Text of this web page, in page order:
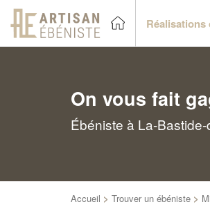
Réalisations
On vous fait
Ébéniste à La-
Accueil > Trouver un ébéniste >